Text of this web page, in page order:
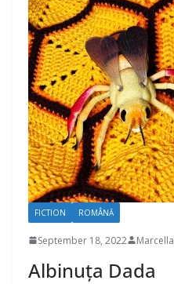
FICTION ROMÂNĂ
September 18, 2022 Marcella
Albinuța Dada